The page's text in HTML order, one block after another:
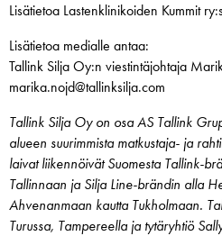
Lisätietoa Lastenklinikoiden Kummit
Lisätietoa medialle antaa:
Tallink Silja Oy:n viestintäjohtaja
marika.nojd@tallinksilja.com
Tallink Silja Oy on osa AS Tallink
alueen suurimmista matkustaja- ja
laivat liikennöivät Suomesta Tallink-
Tallinnaan ja Silja Line-brändin alla
Ahvenanmaan kautta Tukholmaan.
Turussa, Tampereella ja tytäryhtiö